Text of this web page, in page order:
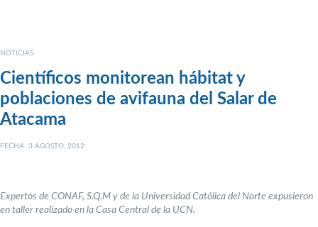
NOTICIAS
Científicos monitorean hábitat y
poblaciones de avifauna del Salar de
Atacama
FECHA: 3 AGOSTO, 2012
Expertos de CONAF, S.Q.M y de la Universidad Católica del Norte expusieron
en taller realizado en la Casa Central de la UCN.